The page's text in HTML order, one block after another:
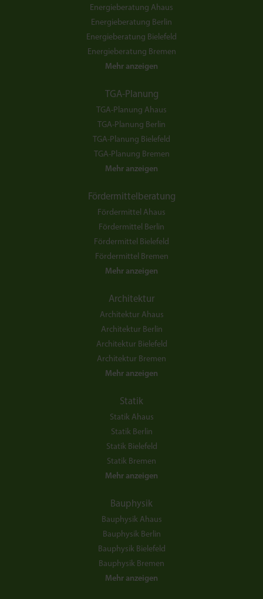
Energieberatung Ahaus
Energieberatung Berlin
Energieberatung Bielefeld
Energieberatung Bremen
Mehr anzeigen
TGA-Planung
TGA-Planung Ahaus
TGA-Planung Berlin
TGA-Planung Bielefeld
TGA-Planung Bremen
Mehr anzeigen
Fördermittelberatung
Fördermittel Ahaus
Fördermittel Berlin
Fördermittel Bielefeld
Fördermittel Bremen
Mehr anzeigen
Architektur
Architektur Ahaus
Architektur Berlin
Architektur Bielefeld
Architektur Bremen
Mehr anzeigen
Statik
Statik Ahaus
Statik Berlin
Statik Bielefeld
Statik Bremen
Mehr anzeigen
Bauphysik
Bauphysik Ahaus
Bauphysik Berlin
Bauphysik Bielefeld
Bauphysik Bremen
Mehr anzeigen